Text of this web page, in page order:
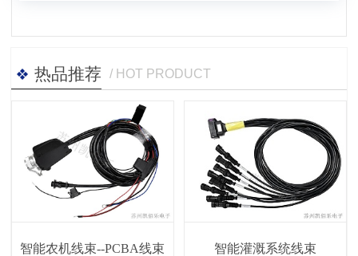
热品推荐 / HOT PRODUCT
智能农机线束--PCBA线束 智能灌溉系统线束